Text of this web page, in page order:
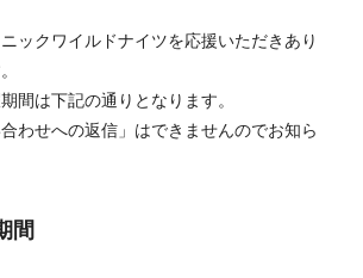
ックワイルドナイツを応援いただきあり
間は下記の通りとなります。
わせへの返信」はできませんのでお知ら
間